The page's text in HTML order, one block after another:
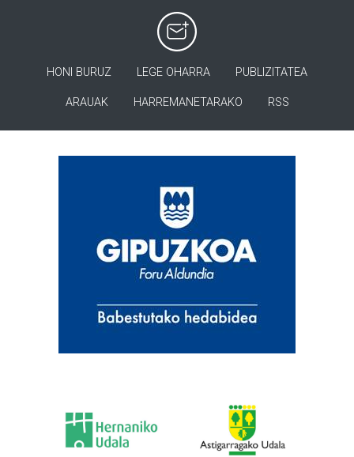
HONI BURUZ LEGE OHARRA PUBLIZITATEA
ARAUAK HARREMANETARAKO RSS